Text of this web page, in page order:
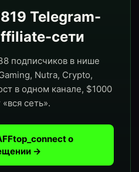
Telegram-
сети
подписчиков в нише
Nutra, Crypto,
в одном канале, $1000
«вся сеть».
о
→